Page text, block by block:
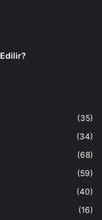
(35)
(34)
(68)
(59)
(40)
(16)